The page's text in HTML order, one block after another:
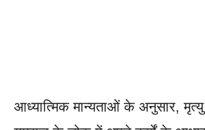
आध्यात्मिक मान्यताओं के अनुसार,